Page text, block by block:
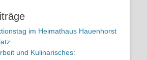
im Heimathaus Hauenhorst
und Kulinarisches: